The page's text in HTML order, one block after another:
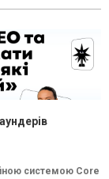
системою Core